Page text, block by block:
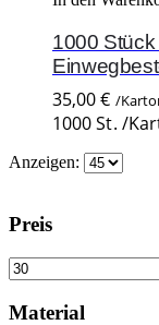
1000
35,00€ /
1000 St. /
Anzeigen:
Preis
Material